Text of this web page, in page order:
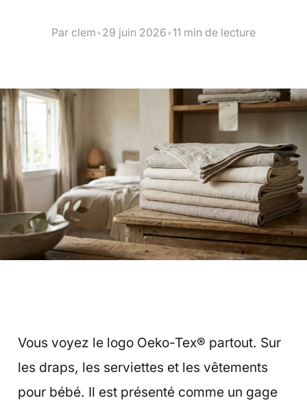
Par clem•29 juin 2026•11 min de lecture
Vous voyez le logo Oeko-Tex® partout. Sur
les draps, les serviettes et les vêtements
pour bébé. Il est présenté comme un gage